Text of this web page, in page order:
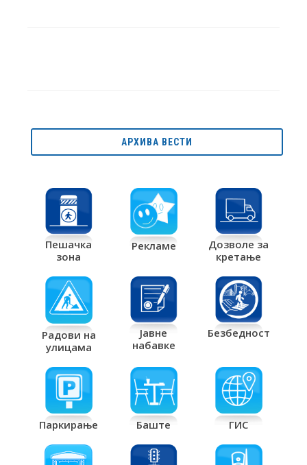
АРХИВА ВЕСТИ
Пешачка
зона
Рекламе
Дозволе за
кретање
Радови на
улицама
Јавне
набавке
Безбедност
Паркирање Баште ГИС